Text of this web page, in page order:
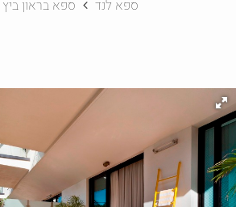
ספא לנד ספא בראון